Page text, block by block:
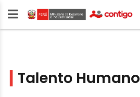
Talento Humano